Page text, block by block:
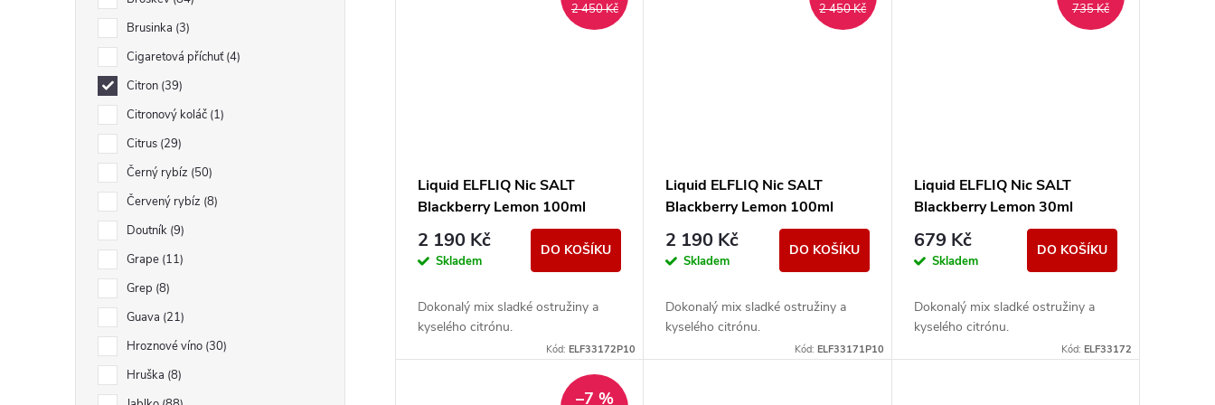
Brusinka 3
Cigaretová příchuť 4
Citron 39
Citronový koláč 1
Citrus 29
Černý rybíz 50
Červený rybíz 8
Doutník 9
Grape 11
Grep 8
Guava 21
Hroznové víno 30
Hruška 8
2 450 Kč
Liquid ELFLIQ Nic SALT
Blackberry Lemon 100ml
(10x10ml) - 20mg
2 190 Kč
Skladem
DO KOŠÍKU
Dokonalý mix sladké ostružiny a
kyselého citrónu.
Kód:ELF33172P10
2 450 Kč
Liquid ELFLIQ Nic SALT
Blackberry Lemon 100ml
(10x10ml) - 10mg
2 190 Kč
Skladem
DO KOŠÍKU
Dokonalý mix sladké ostružiny a
kyselého citrónu.
Kód: ELF33171P10
735 Kč
Liquid ELFLIQ Nic SALT
Blackberry Lemon 30ml
(3x10ml) - 20mg
679 Kč
Skladem
DO KOŠÍKU
Dokonalý mix sladké ostružiny a
kyselého citrónu.
Kód: ELF33172
–7 %